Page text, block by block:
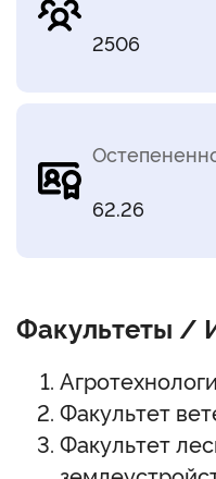
2506
62.26
Факультеты /
Факультет
Факультет